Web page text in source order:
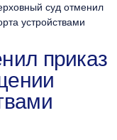
суд отменил
устройствами
приказ